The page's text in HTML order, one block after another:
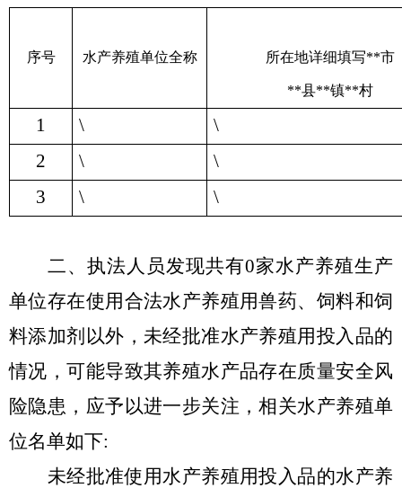
序号 水产养殖单位全称 所在地详细填写**市
**县**镇**村
1 \
\
2
\
\
3
\ \
二、 执法人员发现共有0家水产养殖生产
单位存在使用合法水产养殖用兽药、饲料和饲
料添加剂以外，未经批准水产养殖用投入品的
情况，可能导致其养殖水产品存在质量安全风
险隐患，应予以进一步关注，相关水产养殖单
位名单如下:
未经批准使用水产养殖用投入品的水产养